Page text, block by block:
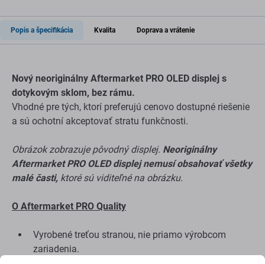
Popis a špecifikácia Kvalita Doprava a vrátenie
Nový neoriginálny Aftermarket PRO OLED displej s
dotykovým sklom, bez rámu.
Vhodné pre tých, ktorí preferujú cenovo dostupné riešenie
a sú ochotní akceptovať stratu funkčnosti.
Obrázok zobrazuje pôvodný displej. Neoriginálny
Aftermarket PRO OLED displej nemusí obsahovať všetky
malé časti, ktoré sú viditeľné na obrázku.
O Aftermarket PRO Quality
Vyrobené treťou stranou, nie priamo výrobcom
zariadenia.